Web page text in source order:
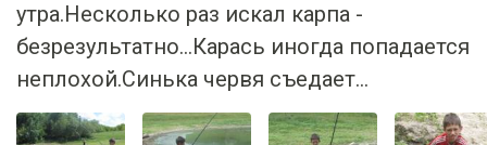
утра.Несколько раз искал карпа -
безрезультатно...Карась иногда попадается
неплохой.Синька червя съедает...